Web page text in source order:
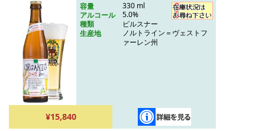
容量
330 ml
アルコール
5.0%
種類
ピルスナー
生産地
ノルトライン＝ヴェストフ
ァーレン州
¥15,840